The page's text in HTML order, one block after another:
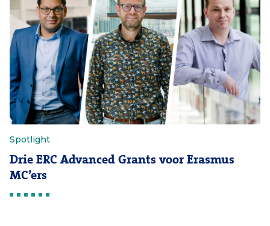
Spotlight
Drie ERC Advanced Grants voor Erasmus
MC’ers